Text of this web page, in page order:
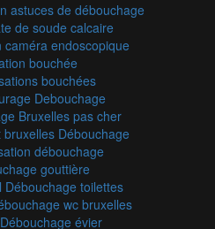
astuces de débouchage
de soude calcaire
caméra endoscopique
bouchée
bouchées
Debouchage
Bruxelles pas cher
bruxelles Débouchage
débouchage
gouttière
Débouchage toilettes
wc bruxelles
Débouchage évier